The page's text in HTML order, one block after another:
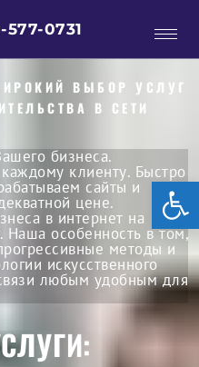
577-0731
ВЫБОР УСЛУГ
В СЕТИ
бизнеса.
клиенту. Быстро
сайты и
цене.
в интернет на
Наша особенность в том,
методы и
искусственного
любым удобным для